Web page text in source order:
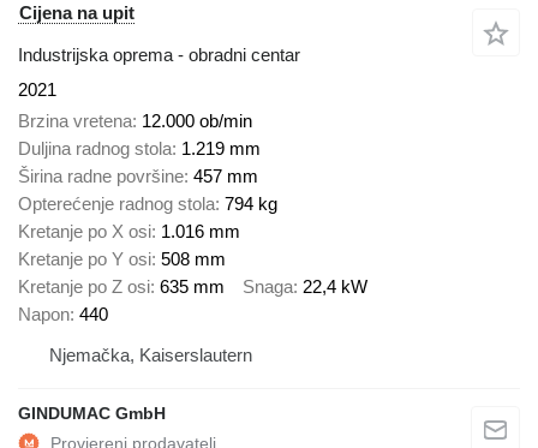
Cijena na upit
Industrijska oprema - obradni centar
2021
Brzina vretena 12.000 ob/min
Duljina radnog stola 1.219 mm
Širina radne površine 457 mm
Opterećenje radnog stola 794 kg
Kretanje po X osi 1.016 mm
Kretanje po Y osi 508 mm
Kretanje po Z osi 635 mm Snaga 22,4 kW
Napon 440
Njemačka, Kaiserslautern
GINDUMAC GmbH